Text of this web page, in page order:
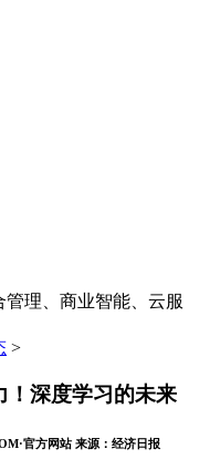
理、商业智能、云服
>
！深度学习的未来
官方网站 来源： 经济日报